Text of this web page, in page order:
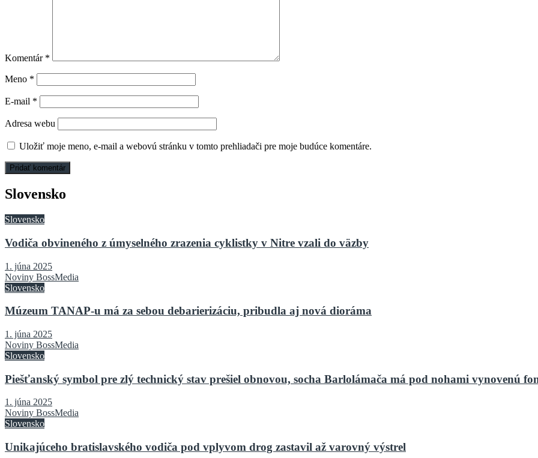
Komentár *
Meno *
E-mail *
Adresa webu
Uložiť moje meno, e-mail a webovú stránku v tomto prehliadači pre moje budúce komentáre.
Slovensko
Slovensko
Vodiča obvineného z úmyselného zrazenia cyklistky v Nitre vzali do väzby
1. júna 2025
Noviny BossMedia
Slovensko
Múzeum TANAP-u má za sebou debarierizáciu, pribudla aj nová dioráma
1. júna 2025
Noviny BossMedia
Slovensko
Piešťanský symbol pre zlý technický stav prešiel obnovou, socha Barlolámača má pod nohami vynovenú
1. júna 2025
Noviny BossMedia
Slovensko
Unikajúceho bratislavského vodiča pod vplyvom drog zastavil až varovný výstrel